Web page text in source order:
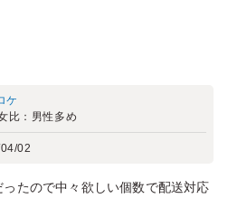
ケ
比： 男性多め
02
たので中々欲しい個数で配送対応